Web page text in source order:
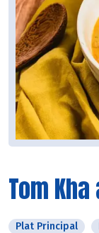
Tom
Plat Principal